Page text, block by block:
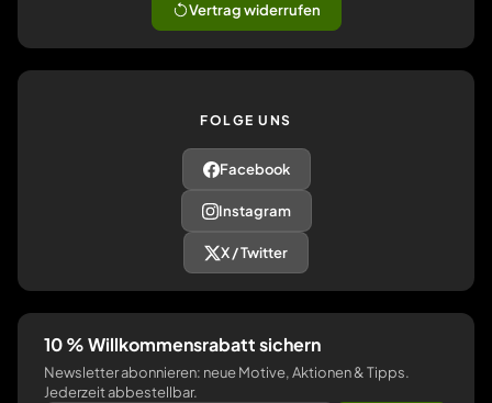
Vertrag widerrufen
FOLGE UNS
Facebook
Instagram
X / Twitter
10 % Willkommensrabatt sichern
Newsletter abonnieren: neue Motive, Aktionen & Tipps.
Jederzeit abbestellbar.